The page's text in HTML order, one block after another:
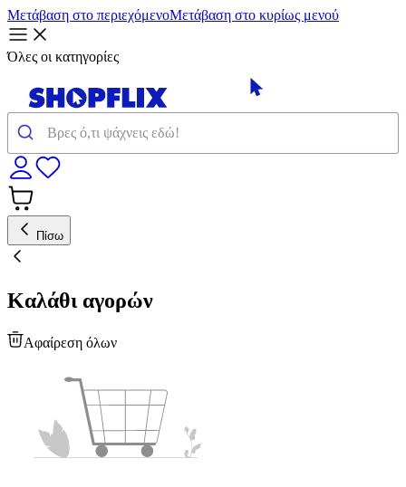
Μετάβαση στο περιεχόμενοΜετάβαση στο κυρίως μενού
Όλες οι κατηγορίες
Πίσω
Καλάθι αγορών
Αφαίρεση όλων